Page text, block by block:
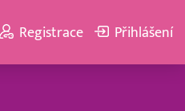
Registrace Přihlášení